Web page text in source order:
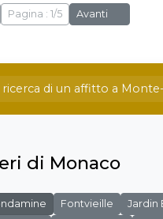
Pagina : 1/5 Avanti
ricerca di un affitto a
di Monaco
Fontvieille
Jardin